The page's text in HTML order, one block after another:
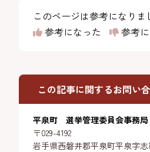
このページは参考になりま
参考になった
参考
この記事に関するお問い
平泉町 選挙管理委員会事務局
〒029-4192
岩手県西磐井郡平泉町平泉字志